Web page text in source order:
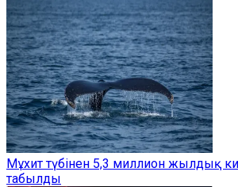
Мұхит түбінен 5,3 миллион жылдық
табылды